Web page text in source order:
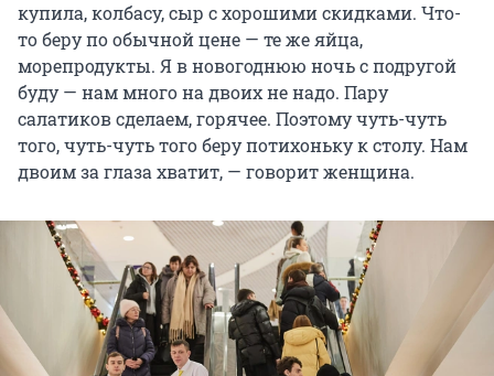
купила, колбасу, сыр с хорошими скидками. Что-
то беру по обычной цене — те же яйца,
морепродукты. Я в новогоднюю ночь с подругой
буду — нам много на двоих не надо. Пару
салатиков сделаем, горячее. Поэтому чуть-чуть
того, чуть-чуть того беру потихоньку к столу. Нам
двоим за глаза хватит, — говорит женщина.